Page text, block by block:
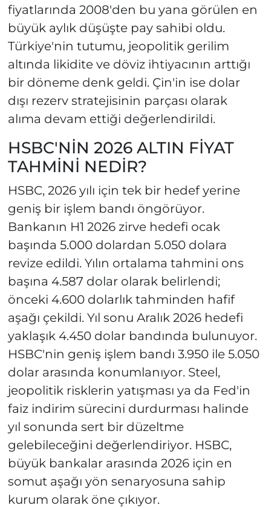
fiyatlarında 2008'den bu yana görülen en
büyük aylık düşüşte pay sahibi oldu.
Türkiye'nin tutumu, jeopolitik gerilim
altında likidite ve döviz ihtiyacının arttığı
bir döneme denk geldi. Çin'in ise dolar
dışı rezerv stratejisinin parçası olarak
alıma devam ettiği değerlendirildi.
HSBC'NİN 2026 ALTIN FİYAT
TAHMİNİ NEDİR?
HSBC, 2026 yılı için tek bir hedef yerine
geniş bir işlem bandı öngörüyor.
Bankanın H1 2026 zirve hedefi ocak
başında 5.000 dolardan 5.050 dolara
revize edildi. Yılın ortalama tahmini ons
başına 4.587 dolar olarak belirlendi;
önceki 4.600 dolarlık tahminden hafif
aşağı çekildi. Yıl sonu Aralık 2026 hedefi
yaklaşık 4.450 dolar bandında bulunuyor.
HSBC'nin geniş işlem bandı 3.950 ile 5.050
dolar arasında konumlanıyor. Steel,
jeopolitik risklerin yatışması ya da Fed'in
faiz indirim sürecini durdurması halinde
yıl sonunda sert bir düzeltme
gelebileceğini değerlendiriyor. HSBC,
büyük bankalar arasında 2026 için en
somut aşağı yön senaryosuna sahip
kurum olarak öne çıkıyor.